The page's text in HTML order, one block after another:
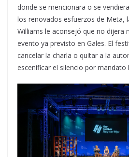
donde se mencionara o se
los renovados esfuerzos de Meta,
Williams le aconsejó que no dijera
evento ya previsto en Gales. El
cancelar la charla o quitar a la
escenificar el silencio por mandato